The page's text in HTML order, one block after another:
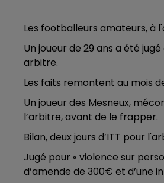
16h00 -
Les footballeurs amateurs, à
Un joueur de 29 ans a été
arbitre.
Les faits remontent au mois
Un joueur des Mesneux,
l’arbitre, avant de le frapper.
Bilan, deux jours d’ITT pour
Jugé pour « violence sur
d’amende de 300€ et d’une